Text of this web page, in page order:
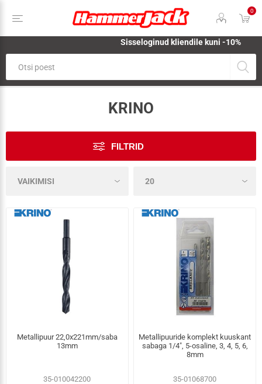
0
Sisseloginud kliendile kuni -10%
KRINO
FILTRID
Metallipuur 22,0x221mm/saba
13mm
35-010042200
Metallipuuride komplekt kuuskant
sabaga 1/4", 5-osaline, 3, 4, 5, 6,
8mm
35-01068700